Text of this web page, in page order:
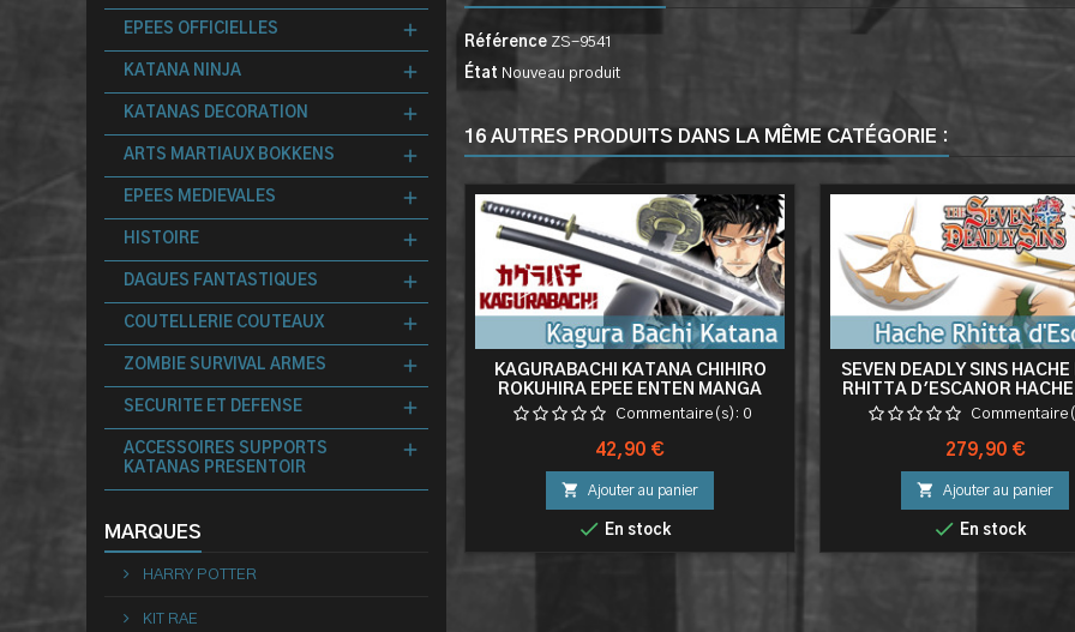
EPEES OFFICIELLES
KATANA NINJA
KATANAS DECORATION
ARTS MARTIAUX BOKKENS
EPEES MEDIEVALES
HISTOIRE
DAGUES FANTASTIQUES
COUTELLERIE COUTEAUX
ZOMBIE SURVIVAL ARMES
SECURITE ET DEFENSE
ACCESSOIRES SUPPORTS
KATANAS PRESENTOIR
MARQUES
HARRY POTTER
KIT RAE
Référence ZS-9541
État Nouveau produit
16 AUTRES PRODUITS DANS LA MÊME CATÉGORIE :
KAGURABACHI KATANA CHIHIRO
ROKUHIRA EPEE ENTEN MANGA
SABRE COSPLAY
Commentaire(s): 0
Prix
42,90 €
 Ajouter au panier
 En stock
SEVEN DEADLY SINS HACHE
RHITTA D'ESCANOR
DECORATION
Prix
279,90 €
 Ajouter au panier
 En stock